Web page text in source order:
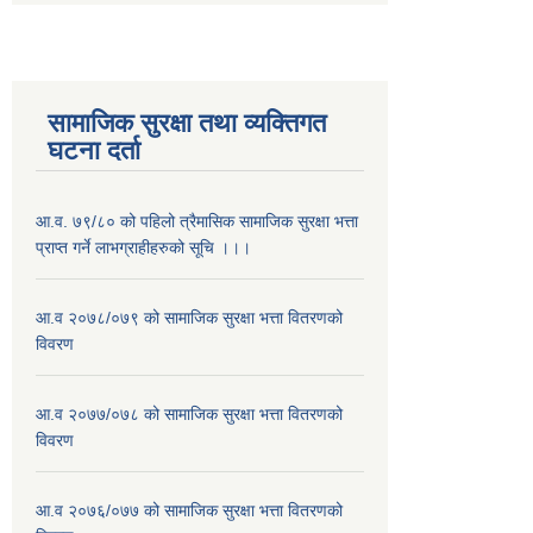
सामाजिक सुरक्षा तथा व्यक्तिगत
घटना दर्ता
आ.व. ७९/८० को पहिलो त्रैमासिक सामाजिक सुरक्षा भत्ता
प्राप्त गर्ने लाभग्राहीहरुको सूचि ।।।
आ.व २०७८/०७९ को सामाजिक सुरक्षा भत्ता वितरणको
विवरण
आ.व २०७७/०७८ को सामाजिक सुरक्षा भत्ता वितरणको
विवरण
आ.व २०७६/०७७ को सामाजिक सुरक्षा भत्ता वितरणको